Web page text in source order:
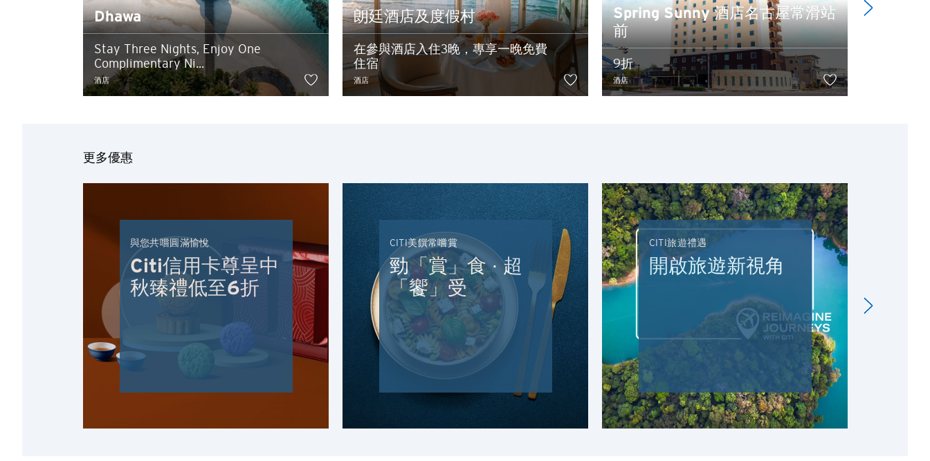
Dhawa
Stay Three Nights, Enjoy One
Complimentary Ni...
酒店
朗廷酒店及度假村
在參與酒店入住3晚，專享一晚免費
住宿
酒店
Spring Sunny 酒店名古屋常滑站
前
9折
酒店
更多優惠
與您共嚐圓滿愉悅
Citi信用卡尊呈中
秋臻禮低至6折
CITI美饌常嚐賞
勁「賞」食 ∙ 超
「饗」受
CITI旅遊禮遇
開啟旅遊新視角
Ok Cancel
確認 東京, 日本
香港
H
九龍, 香港
新界, 香港
H
香港
香港島, 香港
九龍, 香港